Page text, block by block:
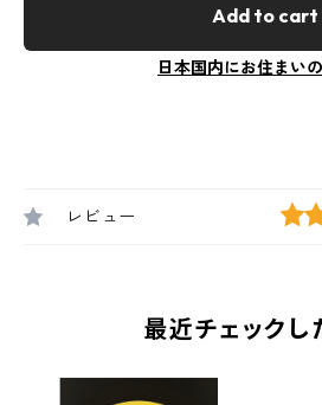
Add to cart
日本国内にお住まい
レビュー
最近チェックし